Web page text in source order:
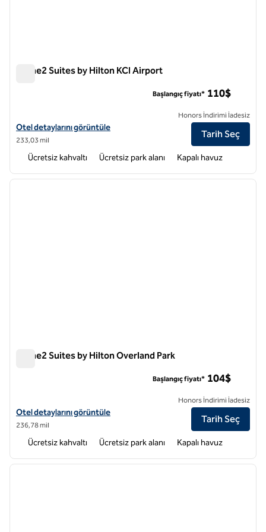
Home2 Suites by Hilton KCI Airport
Home2 Suites by Hilton KCI Airport için otel detaylarını görüntüleyin
Otel detaylarını görüntüle
233,03 mil
Başlangıç fiyatı* 110$
Honors İndirimi İadesiz
Tarih Seç
Ücretsiz kahvaltı Ücretsiz park alanı Kapalı havuz
1 / 12
Home2 Suites by Hilton Overland Park
Home2 Suites by Hilton Overland Park için otel detaylarını
Otel detaylarını görüntüle
236,78 mil
Başlangıç fiyatı* 104$
Honors İndirimi İadesiz
Tarih Seç
Ücretsiz kahvaltı Ücretsiz park alanı Kapalı havuz
1 / 12